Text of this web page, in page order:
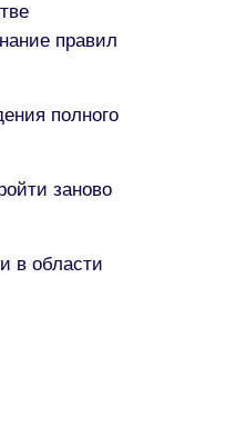
правил
полного
заново
в области